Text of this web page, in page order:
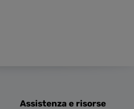
Assistenza e risorse